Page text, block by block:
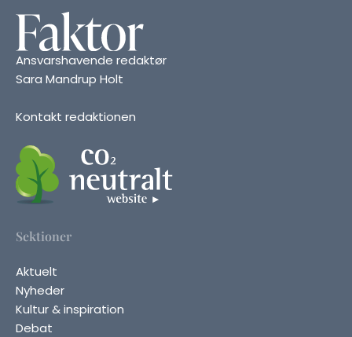
Ansvarshavende redaktør
Sara Mandrup Holt
Kontakt redaktionen
Sektioner
Aktuelt
Nyheder
Kultur & inspiration
Debat